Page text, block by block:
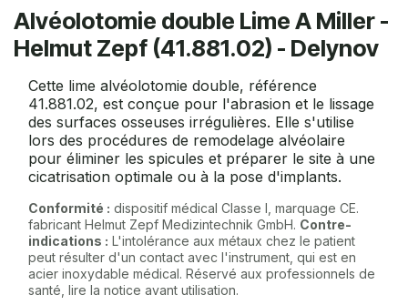
Alvéolotomie double Lime A Miller -
Helmut Zepf (41.881.02) - Delynov
Cette lime alvéolotomie double, référence
41.881.02, est conçue pour l'abrasion et le lissage
des surfaces osseuses irrégulières. Elle s'utilise
lors des procédures de remodelage alvéolaire
pour éliminer les spicules et préparer le site à une
cicatrisation optimale ou à la pose d'implants.
Conformité : dispositif médical Classe I, marquage CE.
fabricant Helmut Zepf Medizintechnik GmbH. Contre-
indications : L'intolérance aux métaux chez le patient
peut résulter d'un contact avec l'instrument, qui est en
acier inoxydable médical. Réservé aux professionnels de
santé, lire la notice avant utilisation.